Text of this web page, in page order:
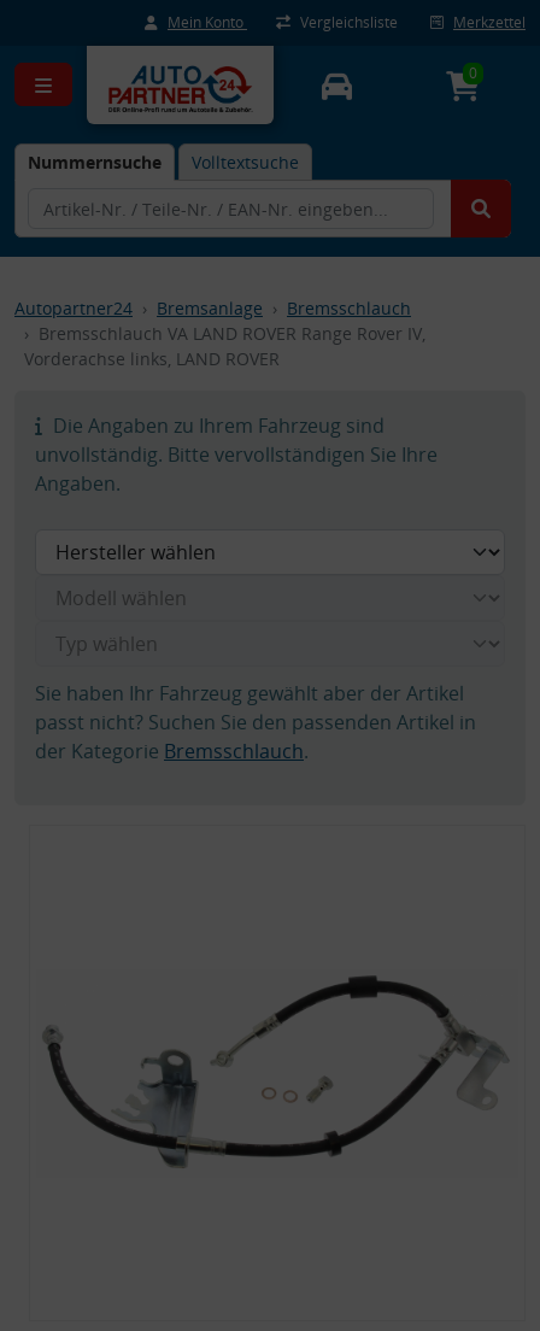
Mein Konto Vergleichsliste Merkzettel
Nummernsuche Volltextsuche
0
Autopartner24 Bremsanlage
Bremsschlauch
Bremsschlauch VA LAND ROVER Range Rover IV,
Vorderachse links, LAND ROVER
Die Angaben zu Ihrem Fahrzeug sind
unvollständig. Bitte vervollständigen Sie Ihre
Angaben.
Sie haben Ihr Fahrzeug gewählt aber der Artikel
passt nicht? Suchen Sie den passenden Artikel in
der Kategorie Bremsschlauch.